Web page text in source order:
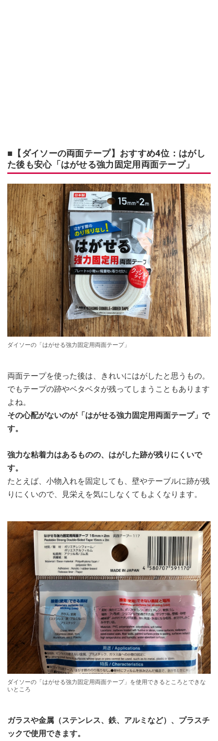
■【ダイソーの両面テープ】おすすめ4位：はがし
た後も安心「はがせる強力固定用両面テープ」
ダイソーの「はがせる強力固定用両面テープ」
両面テープを使った後は、きれいにはがしたと思うもの。
でもテープの跡やベタベタが残ってしまうこともあります
よね。
その心配がないのが「はがせる強力固定用両面テープ」で
す。
強力な粘着力はあるものの、はがした跡が残りにくいで
す。
たとえば、小物入れを固定しても、壁やテーブルに跡が残
りにくいので、見栄えを気にしなくてもよくなります。
ダイソーの「はがせる強力固定用両面テープ」を使用できるところとできな
いところ
ガラスや金属（ステンレス、鉄、アルミなど）、プラスチ
ックで使用できます。